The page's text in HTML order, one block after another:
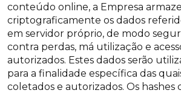
conteúdo online, a Empresa
criptograficamente os dados
em servidor próprio, de modo
contra perdas, má utilização e
autorizados. Estes dados serão
para a finalidade específica das
coletados e autorizados. Os hashes